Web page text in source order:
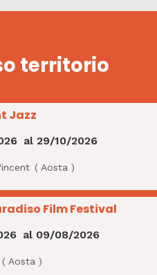
territorio
Jazz
al29/10/2026
(Aosta )
Film Festival
al 09/08/2026
(Aosta )